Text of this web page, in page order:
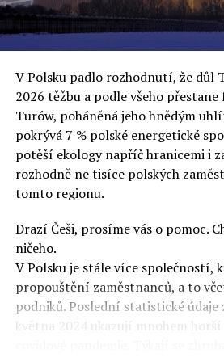
uvěří a nebudou se ptát na
Ziemkiewicz, redaktor týdeníku Do
dodal: „Když se nynějšímu vedení
podařilo prodat na aukci 10
000 euro, bylo to provládními
velký úspěch. Za vlády PiS se 14
milionu euro, což bylo stejnou
komentováno jako konec polského
kontrolorů činnosti PiS ale určitě
praní peněz či jinou nelegální
Tuskova čísla jsou ale ujetá i jinde,
Ziemkiewicz. „Ve vládní aféře PiS
Tusk tvrdil, že za vlády dnešní
prodalo 600 000 víz do Polska.
vytvořena parlamentní
ale pouze na to, že 220 víz do
prostřednictvím úplatků uspíšeno,
V Polsku padlo rozhodnutí, že důl
2026 těžbu a podle všeho
Turów, poháněná jeho hnědým
pokrývá 7 % polské energetické
potěší ekology napříč hranicemi i
rozhodně ne tisíce polských
tomto regionu.
Drazí Češi, prosíme vás o pomoc.
ničeho.
V Polsku je stále více společností,
propouštění zaměstnanců, a to
podniků. Poslední statistické údaje
května 2024 ukazují mnohem horší